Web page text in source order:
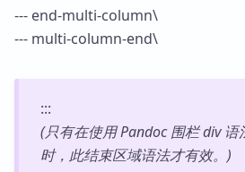
--- end-multi-column\
--- multi-column-end\
:::
(只有在使用 Pandoc 围栏 div
时，此结束区域语法才有效。)